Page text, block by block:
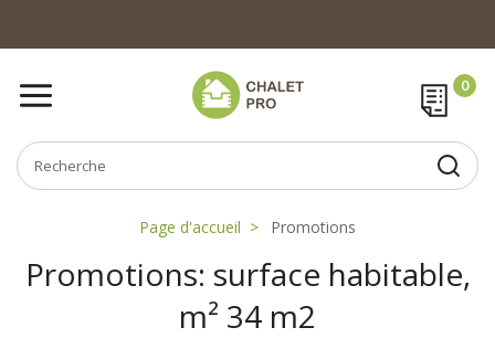
Page d'accueil Promotions
Promotions: surface habitable,
m² 34 m2